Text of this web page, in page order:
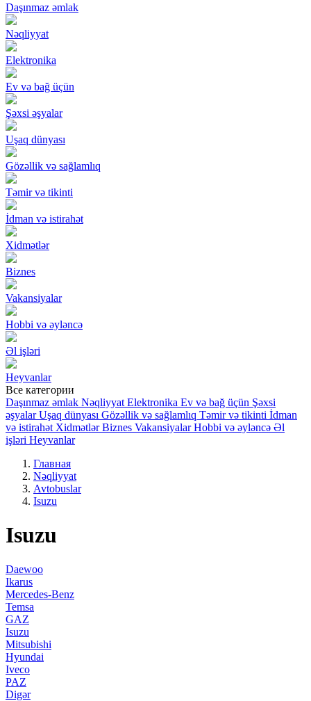
Daşınmaz əmlak
Nəqliyyat
Elektronika
Ev və bağ üçün
Şəxsi əşyalar
Uşaq dünyası
Gözəllik və sağlamlıq
Təmir və tikinti
İdman və istirahət
Xidmətlər
Biznes
Vakansiyalar
Hobbi və əyləncə
Əl işləri
Heyvanlar
Все категории
Daşınmaz əmlak Nəqliyyat Elektronika Ev və bağ üçün Şəxsi
əşyalar Uşaq dünyası Gözəllik və sağlamlıq Təmir və tikinti İdman
və istirahət Xidmətlər Biznes Vakansiyalar Hobbi və əyləncə Əl
işləri Heyvanlar
Главная
Nəqliyyat
Avtobuslar
Isuzu
Isuzu
Daewoo
Ikarus
Mercedes-Benz
Temsa
GAZ
Isuzu
Mitsubishi
Hyundai
Iveco
PAZ
Digər